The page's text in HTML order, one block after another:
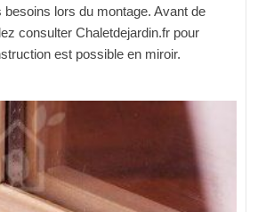
besoins lors du montage. Avant de
consulter Chaletdejardin.fr pour
est possible en miroir.